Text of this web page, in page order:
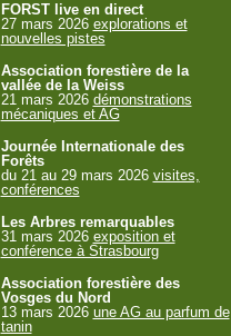
FORST live en direct
27 mars 2026 explorations et
nouvelles pistes
Association forestière de la
vallée de la Weiss
21 mars 2026 démonstrations
mécaniques et AG
Journée Internationale des
Forêts
du 21 au 29 mars 2026 visites,
conférences
Les Arbres remarquables
31 mars 2026 exposition et
conférence à Strasbourg
Association forestière des
Vosges du Nord
13 mars 2026 une AG au parfum de
tanin